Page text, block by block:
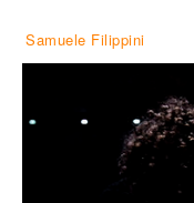
Samuele Filippini